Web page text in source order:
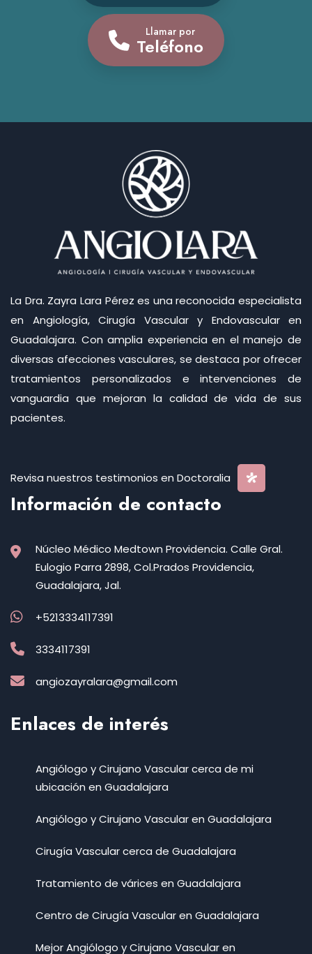
Llamar por
Teléfono
La Dra. Zayra Lara Pérez es una reconocida especialista
en Angiología, Cirugía Vascular y Endovascular en
Guadalajara. Con amplia experiencia en el manejo de
diversas afecciones vasculares, se destaca por ofrecer
tratamientos personalizados e intervenciones de
vanguardia que mejoran la calidad de vida de sus
pacientes.
Revisa nuestros testimonios en Doctoralia
Información de contacto
Núcleo Médico Medtown Providencia. Calle Gral.
Eulogio Parra 2898, Col.Prados Providencia,
Guadalajara, Jal.
+5213334117391
3334117391
angiozayralara@gmail.com
Enlaces de interés
Angiólogo y Cirujano Vascular cerca de mi
ubicación en Guadalajara
Angiólogo y Cirujano Vascular en Guadalajara
Cirugía Vascular cerca de Guadalajara
Tratamiento de várices en Guadalajara
Centro de Cirugía Vascular en Guadalajara
Mejor Angiólogo y Cirujano Vascular en